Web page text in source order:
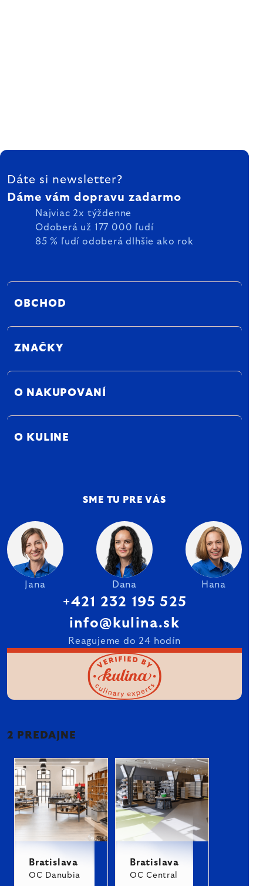
ZÁPÄTIE
Dáte si newsletter?
Dáme vám dopravu zadarmo
Najviac 2x týždenne
Odoberá už 177 000 ľudí
85 % ľudí odoberá dlhšie ako rok
OBCHOD
ZNAČKY
O NAKUPOVANÍ
O KULINE
SME TU PRE VÁS
Jana Dana Hana
+421 232 195 525
info@kulina.sk
Reagujeme do 24 hodín
2 PREDAJNE
Bratislava
OC Danubia
Bratislava
OC Central